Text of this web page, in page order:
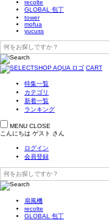
recolte
GLOBAL 包丁
tower
mofua
yucuss
CART
特集一覧
カテゴリ
新着一覧
ランキング
MENU CLOSE
こんにちは ゲスト さん
ログイン
会員登録
扇風機
recolte
GLOBAL 包丁